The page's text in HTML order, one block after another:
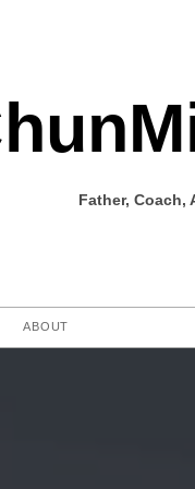
Father, Coach,
ABOUT